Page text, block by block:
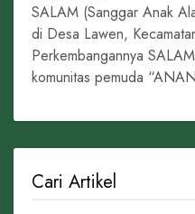
SALAM (Sanggar Anak
di Desa Lawen,
Perkembangannya
komunitas pemuda
Cari Artikel